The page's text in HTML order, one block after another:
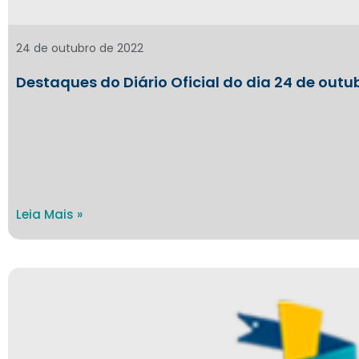
Destaques do Diário Oficial do dia 24 de
24 de outubro de 2022
Leia Mais »